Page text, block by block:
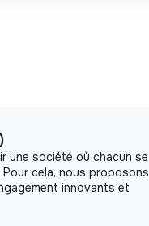
une société où chacun se
cela, nous proposons
innovants et